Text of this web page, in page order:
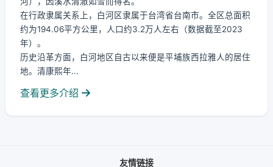
在行政隶属关系上，白河区隶属于台湾省台南市。全区总面积
约为194.06平方公里，人口约3.2万人左右（数据截至2023
年）。
历史沿革方面，白河地区自古以来便是平埔族西拉雅人的居住
地。清康熙年...
查看更多介绍
友情链接